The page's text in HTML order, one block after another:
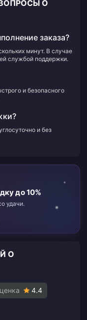
О
заказа?
минут. В случае
службой поддержки.
и безопасного
и без
до 10%
удачи.
О
4.4